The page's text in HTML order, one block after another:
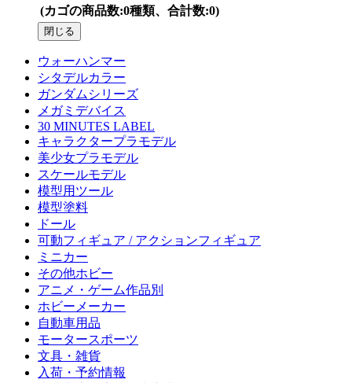
(カゴの商品数:0種類、合計数:0)
閉じる
ウォーハンマー
シタデルカラー
ガンダムシリーズ
メガミデバイス
30 MINUTES LABEL
キャラクタープラモデル
美少女プラモデル
スケールモデル
模型用ツール
模型塗料
ドール
可動フィギュア / アクションフィギュア
ミニカー
その他ホビー
アニメ・ゲーム作品別
ホビーメーカー
自動車用品
モータースポーツ
文具・雑貨
入荷・予約情報